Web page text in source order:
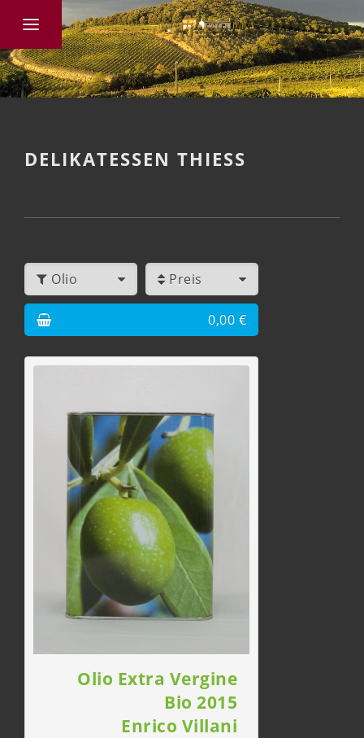
DELIKATESSEN THIESS
Olio Preis
0,00 €
Olio Extra Vergine
Bio 2015
Enrico Villani